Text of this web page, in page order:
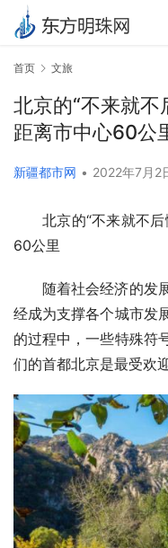
首页 文旅
北京的“不来就不
距离市中心60公
新疆都市网 • 2022年7月2
北京的“不来就不后
60公里
随着社会经济的发
经成为支撑各个城市发
的过程中，一些特殊符
们的首都北京是最受欢